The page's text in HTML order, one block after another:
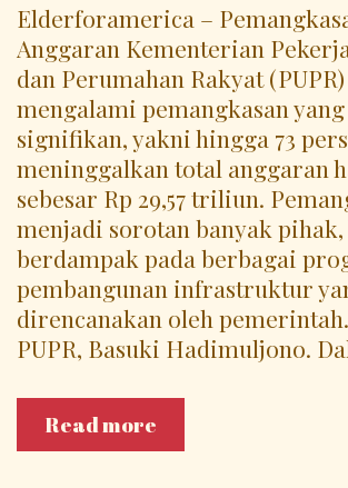
Elderforamerica –
Anggaran Kementerian
dan Perumahan Rakyat (PUPR)
mengalami pemangkasan
signifikan, yakni hingga 73
meninggalkan total anggaran
sebesar Rp 29,57 triliun.
menjadi sorotan banyak pihak,
berdampak pada berbagai
pembangunan infrastruktur
direncanakan oleh
PUPR, Basuki Hadimuljono.
Read more
Anggaran